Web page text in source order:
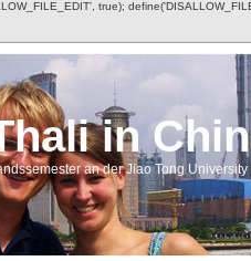
true);
in
an der Jiao Tong